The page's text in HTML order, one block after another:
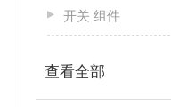
开关 组件
查看全部